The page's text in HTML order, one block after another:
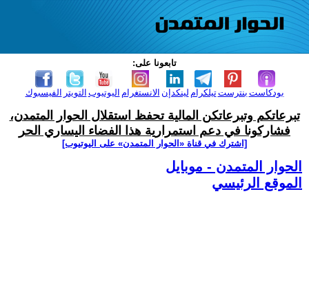
تابعونا على:
الفيسبوك التويتر اليوتيوب الانستغرام لينكدإن تيلكرامبنترست بودكاست
تبرعاتكم وتبرعاتكن المالية تحفظ استقلال الحوار المتمدن،
فشاركونا في دعم استمرارية هذا الفضاء اليساري الحر
[اشترك في قناة ‫«الحوار المتمدن» على اليوتيوب]
الحوار المتمدن - موبايل
الموقع الرئيسي